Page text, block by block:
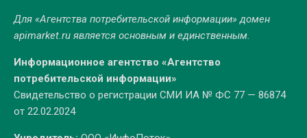
Для «Агентства потребительской информации» домен
apimarket.ruявляется основным и единственным.
Информационное агентство «Агентство
потребительской информации»
Свидетельство о регистрации СМИ ИА № ФС 77 — 86874
от 22.02.2024